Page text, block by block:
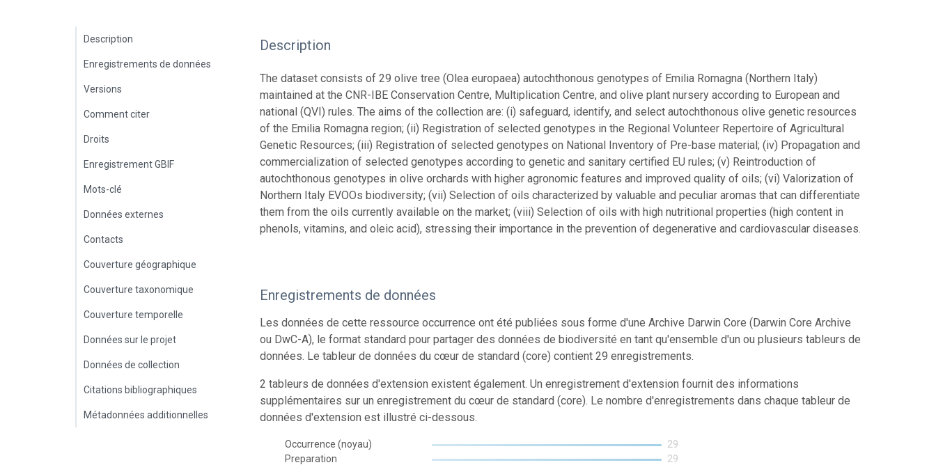
Description
Enregistrements de données
Versions
Comment citer
Droits
Enregistrement GBIF
Mots-clé
Données externes
Contacts
Couverture géographique
Couverture taxonomique
Couverture temporelle
Données sur le projet
Données de collection
Citations bibliographiques
Métadonnées additionnelles
Description
The dataset consists of 29 olive tree (Olea europaea) autochthonous genotypes of Emilia Romagna (Northern Italy)
maintained at the CNR-IBE Conservation Centre, Multiplication Centre, and olive plant nursery according to European and
national (QVI) rules. The aims of the collection are: (i) safeguard, identify, and select autochthonous olive genetic resources
of the Emilia Romagna region; (ii) Registration of selected genotypes in the Regional Volunteer Repertoire of Agricultural
Genetic Resources; (iii) Registration of selected genotypes on National Inventory of Pre-base material; (iv) Propagation and
commercialization of selected genotypes according to genetic and sanitary certified EU rules; (v) Reintroduction of
autochthonous genotypes in olive orchards with higher agronomic features and improved quality of oils; (vi) Valorization of
Northern Italy EVOOs biodiversity; (vii) Selection of oils characterized by valuable and peculiar aromas that can differentiate
them from the oils currently available on the market; (viii) Selection of oils with high nutritional properties (high content in
phenols, vitamins, and oleic acid), stressing their importance in the prevention of degenerative and cardiovascular diseases.
Enregistrements de données
Les données de cette ressource occurrence ont été publiées sous forme d'une Archive Darwin Core (Darwin Core Archive
ou DwC-A), le format standard pour partager des données de biodiversité en tant qu'ensemble d'un ou plusieurs tableurs de
données. Le tableur de données du cœur de standard (core) contient 29 enregistrements.
2 tableurs de données d'extension existent également. Un enregistrement d'extension fournit des informations
supplémentaires sur un enregistrement du cœur de standard (core). Le nombre d'enregistrements dans chaque tableur de
données d'extension est illustré ci-dessous.
Occurrence (noyau)
29
Preparation
29